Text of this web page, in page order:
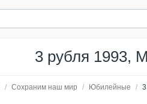
3 рубля 1993,
/ Сохраним наш мир / Юбилейные /